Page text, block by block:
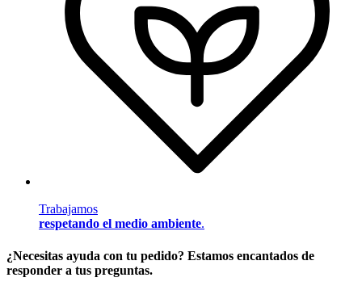
Trabajamos
respetando el medio ambiente.
¿Necesitas ayuda con tu pedido? Estamos encantados de
responder a tus preguntas.